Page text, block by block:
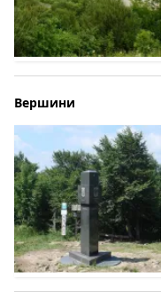
Вершини